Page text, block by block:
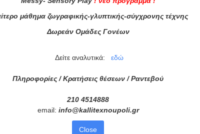
μάθημα ζωγραφικής-γλυπτικής-σύγχρονης τέχνης
Δωρεάν Ομάδες Γονέων
Δείτε αναλυτικά: εδώ
Πληροφορίες / Κρατήσεις θέσεων / Ραντεβού
210 4514888
email: info@kallitexnoupoli.gr
Close